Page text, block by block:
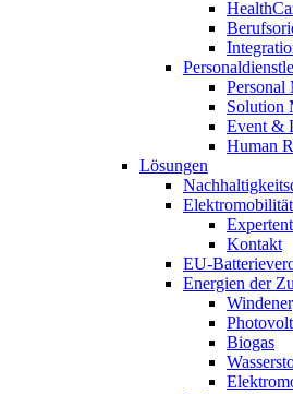
Personal
Solution
Event &
Human
Lösungen
Elektromobilität
Kontakt
EU-
Energien der
Biogas